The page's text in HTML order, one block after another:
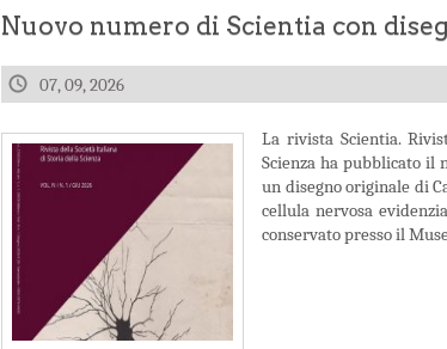
Nuovo numero di Scientia con
07, 09, 2026
La rivista Scientia.
Scienza ha pubblicato il
un disegno originale di
cellula nervosa
conservato presso il